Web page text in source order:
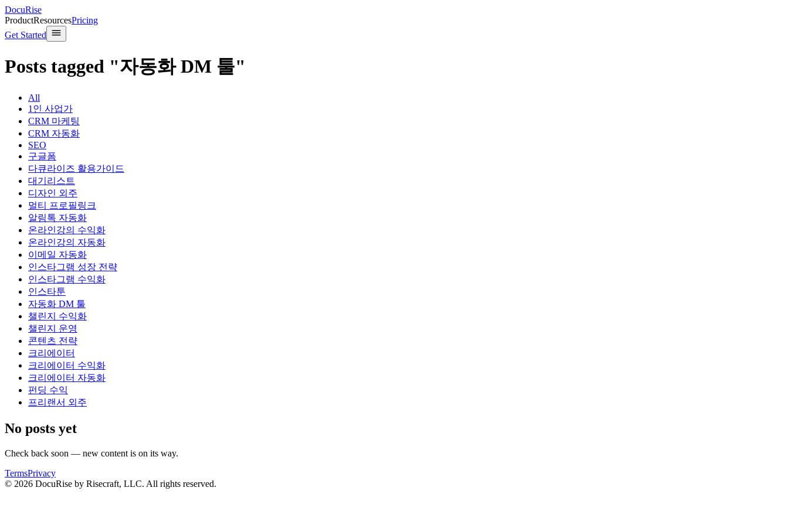
DocuRise
ProductResourcesPricing
Get Started
Posts tagged "자동화 DM 툴"
All
1인 사업가
CRM 마케팅
CRM 자동화
SEO
구글폼
다큐라이즈 활용가이드
대기리스트
디자인 외주
멀티 프로필링크
알림톡 자동화
온라인강의 수익화
온라인강의 자동화
이메일 자동화
인스타그램 성장 전략
인스타그램 수익화
인스타툰
자동화 DM 툴
챌린지 수익화
챌린지 운영
콘텐츠 전략
크리에이터
크리에이터 수익화
크리에이터 자동화
펀딩 수익
프리랜서 외주
No posts yet
Check back soon — new content is on its way.
TermsPrivacy
© 2026 DocuRise by Risecraft, LLC. All rights reserved.